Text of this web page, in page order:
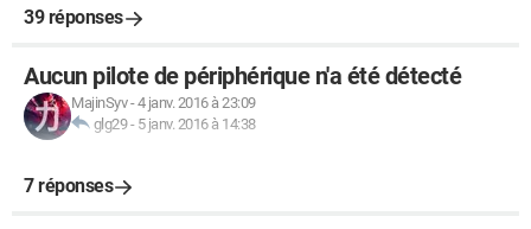
39 réponses
Aucun pilote de périphérique n'a été détecté
MajinSyv-4 janv. 2016 à 23:09
glg29- 5 janv. 2016 à 14:38
7 réponses